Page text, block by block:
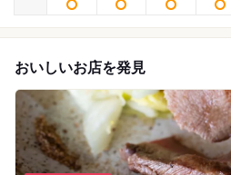
おいしいお店を発見